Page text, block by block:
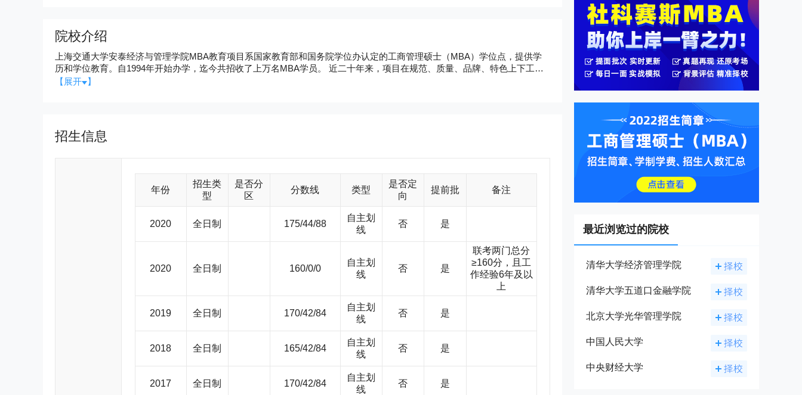
院校介绍
上海交通大学安泰经济与管理学院MBA教育项目系国家教育部和国务院学位办认定的工商管理硕士（MBA）学位点，提供学
历和学位教育。自1994年开始办学，迄今共招收了上万名MBA学员。 近二十年来，项目在规范、质量、品牌、特色上下工
夫，已具备了良好的品牌效应。最新公布的2020英国《金融时报》（Financial Times）全球MBA排名中，交大安泰MBA项目位
硕士MBA均位列A+。 在《金融时报》发布的亚太商学院排行榜中，交大安泰连续两年名列第1位。在2008年和2011年交大安
泰分别获得了AMBA、EQUIS和AACSB三项国际顶级权威管理教育体系认证，是中国内地首家同时获得三项国际权威认证的
【展开 】
招生信息
年份
招生类
型
是否分
区
分数线 类型
是否定
向
提前批 备注
2020 全日制 175/44/88
自主划
线
否 是
2020 全日制 160/0/0
自主划
线
否 是
联考两门总分
≥160分，且工
作经验6年及以
上
2019 全日制 170/42/84
自主划
线
否 是
2018 全日制 165/42/84
自主划
线
否 是
2017 全日制 170/42/84
自主划
线
否 是
最近浏览过的院校
清华大学经济管理学院
清华大学五道口金融学院
北京大学光华管理学院
中国人民大学
中央财经大学